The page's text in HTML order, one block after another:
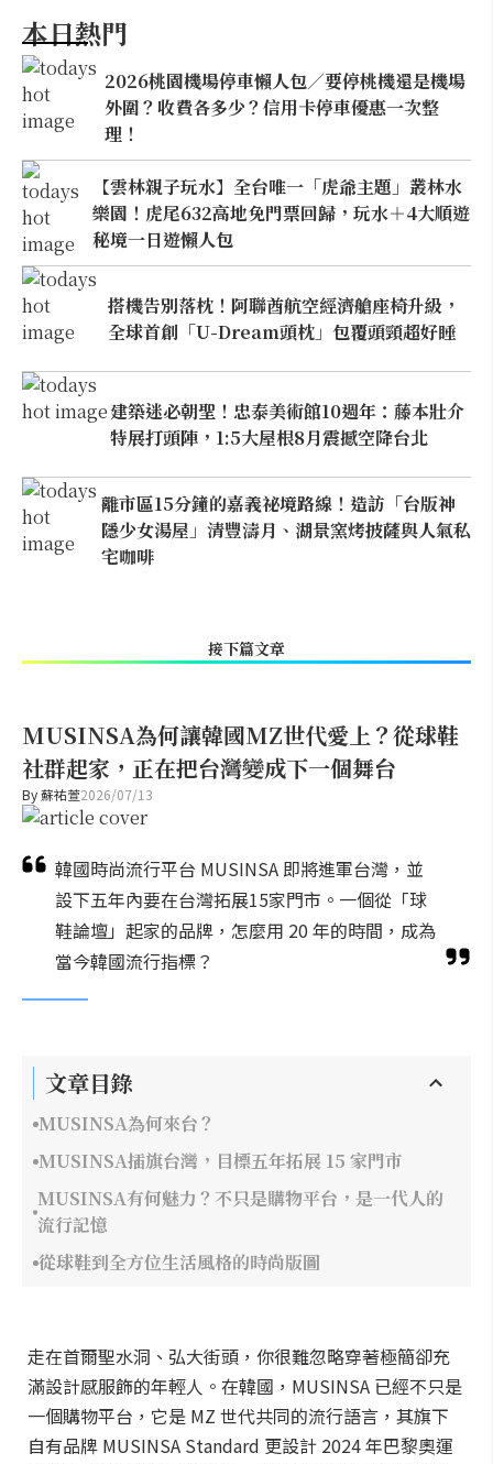
本日熱門
2026桃園機場停車懶人包／要停桃機還是機場
外圍？收費各多少？信用卡停車優惠一次整
理！
【雲林親子玩水】全台唯一「虎爺主題」叢林水
樂園！虎尾632高地免門票回歸，玩水＋4大順遊
秘境一日遊懶人包
搭機告別落枕！阿聯酋航空經濟艙座椅升級，
全球首創「U-Dream頭枕」包覆頭頸超好睡
建築迷必朝聖！忠泰美術館10週年：藤本壯介
特展打頭陣，1:5大屋根8月震撼空降台北
離市區15分鐘的嘉義祕境路線！造訪「台版神
隱少女湯屋」清豐濤月、湖景窯烤披薩與人氣私
宅咖啡
接下篇文章
MUSINSA為何讓韓國MZ世代愛上？從球鞋
社群起家，正在把台灣變成下一個舞台
By蘇祐萱2026/07/13
韓國時尚流行平台 MUSINSA 即將進軍台灣，並
設下五年內要在台灣拓展15家門市。一個從「球
鞋論壇」起家的品牌，怎麼用 20 年的時間，成為
當今韓國流行指標？
文章目錄
MUSINSA為何來台？
MUSINSA插旗台灣，目標五年拓展 15 家門市
MUSINSA有何魅力？不只是購物平台，是一代人的
流行記憶
從球鞋到全方位生活風格的時尚版圖
走在首爾聖水洞、弘大街頭，你很難忽略穿著極簡卻充
滿設計感服飾的年輕人。在韓國，MUSINSA 已經不只是
一個購物平台，它是 MZ 世代共同的流行語言，其旗下
自有品牌 MUSINSA Standard 更設計 2024 年巴黎奧運